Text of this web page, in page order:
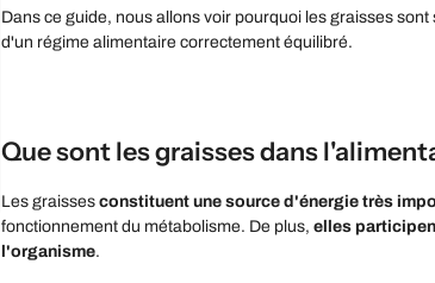
Dans ce guide, nous allons voir pourquoi les graisses
d'un régime alimentaire correctement équilibré.
Que sont les graisses dans
Les graisses constituent une source d'énergie très
fonctionnement du métabolisme. De plus, elles
l'organisme.